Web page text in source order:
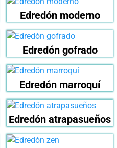
Edredón moderno
Edredón gofrado
Edredón marroquí
Edredón atrapasueños